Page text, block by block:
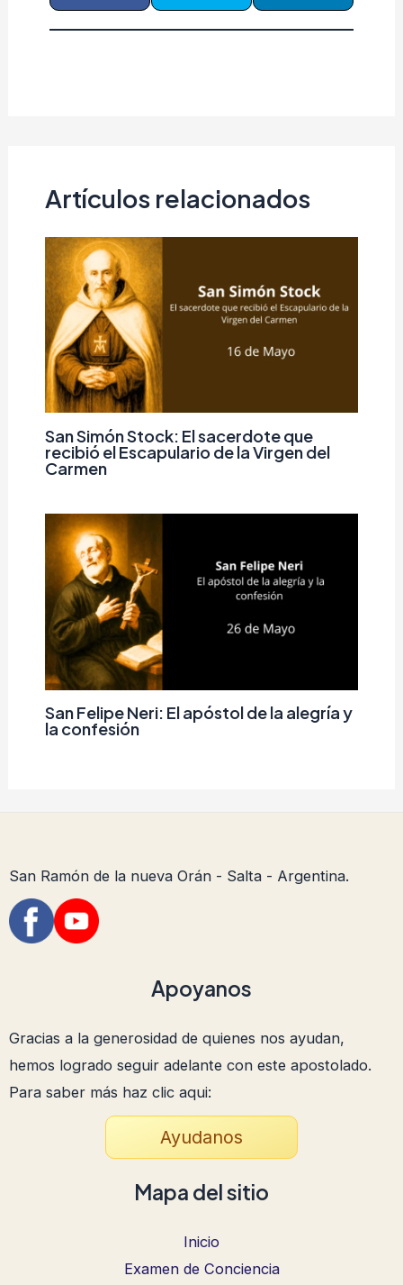
Artículos relacionados
San Simón Stock: El sacerdote que
recibió el Escapulario de la Virgen del
Carmen
San Felipe Neri: El apóstol de la alegría y
la confesión
San Ramón de la nueva Orán - Salta - Argentina.
Apoyanos
Gracias a la generosidad de quienes nos ayudan,
hemos logrado seguir adelante con este apostolado.
Para saber más haz clic aqui:
Ayudanos
Mapa del sitio
Inicio
Examen de Conciencia